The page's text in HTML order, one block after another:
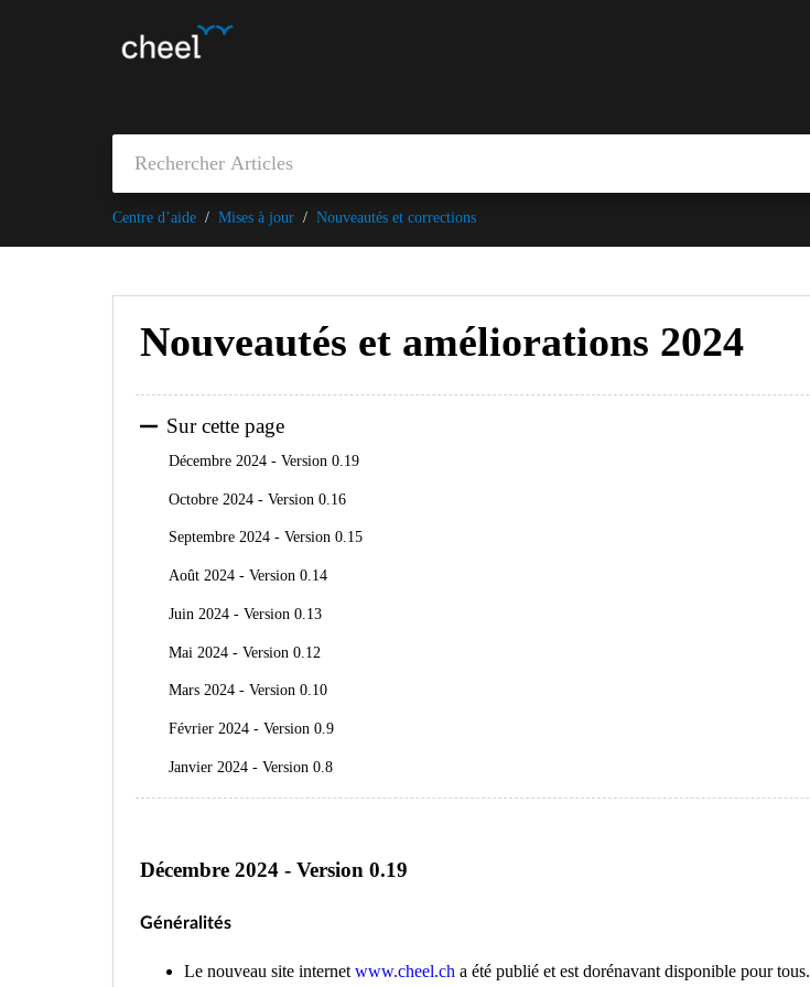
Centre d’aide Mises à jour Nouveautés et corrections
Nouveautés et améliorations 2024
Sur cette page
Décembre 2024 - Version 0.19
Octobre 2024 - Version 0.16
Septembre 2024 - Version 0.15
Août 2024 - Version 0.14
Juin 2024 - Version 0.13
Mai 2024 - Version 0.12
Mars 2024 - Version 0.10
Février 2024 - Version 0.9
Janvier 2024 - Version 0.8
Décembre 2024 - Version 0.19
Généralités
Le nouveau site internet www.cheel.ch a été publié et est dorénavant disponible pour tous.